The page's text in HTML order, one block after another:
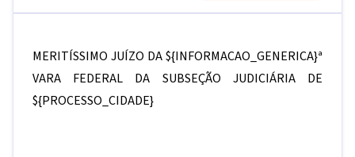
MERITÍSSIMO JUÍZO DA${INFORMACAO_GENERICA}ª
VARA FEDERAL DA SUBSEÇÃO JUDICIÁRIA DE
${PROCESSO_CIDADE}